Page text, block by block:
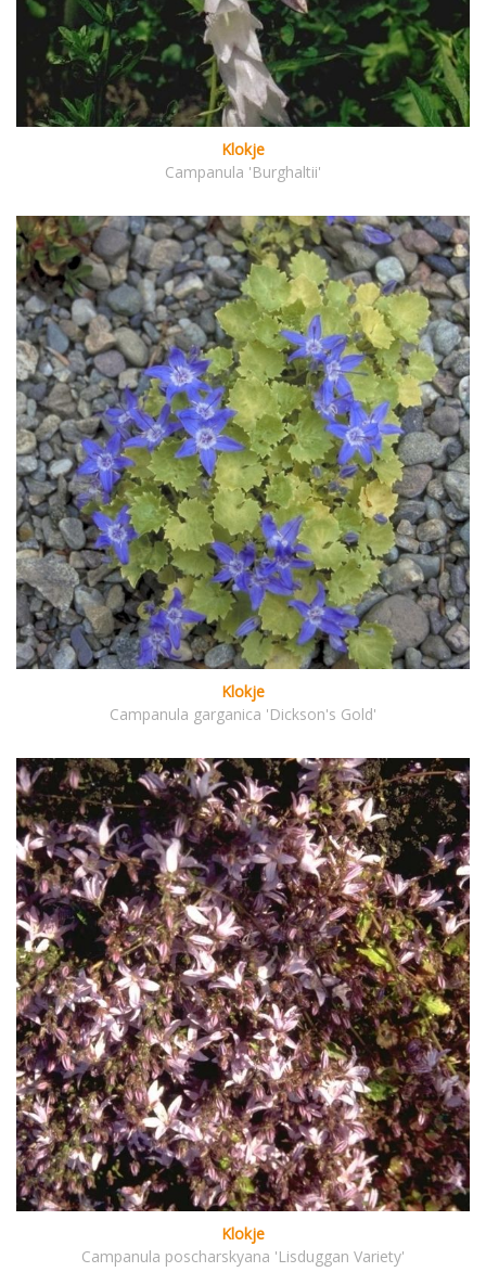
Klokje
Campanula 'Burghaltii'
Klokje
Campanula garganica 'Dickson's Gold'
Klokje
Campanula poscharskyana 'Lisduggan Variety'